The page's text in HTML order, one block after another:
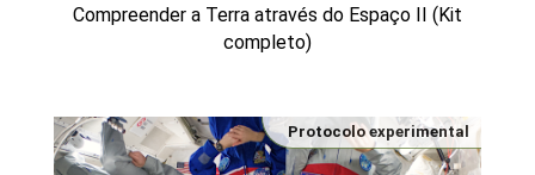
Compreender a Terra através do Espaço II (Kit
completo)
Protocolo experimental